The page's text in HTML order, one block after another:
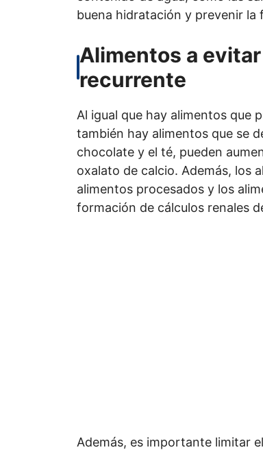
buena hidratación y prevenir la
Alimentos a
recurrente
Al igual que hay alimentos que
también hay alimentos que se
chocolate y el té, pueden
oxalato de calcio. Además, los
alimentos procesados y los
formación de cálculos renales
Además, es importante limitar